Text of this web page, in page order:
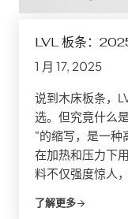
LVL 板条：
1 月 17, 2025
说到木床板条，
选。但究竟什么
"的缩写，是一种
在加热和压力下
料不仅强度惊人
了解更多